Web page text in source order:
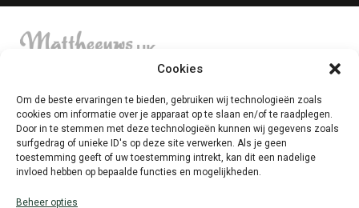
Cookies
Om de beste ervaringen te bieden, gebruiken wij technologieën zoals
cookies om informatie over je apparaat op te slaan en/of te raadplegen.
Door in te stemmen met deze technologieën kunnen wij gegevens zoals
surfgedrag of unieke ID's op deze site verwerken. Als je geen
toestemming geeft of uw toestemming intrekt, kan dit een nadelige
invloed hebben op bepaalde functies en mogelijkheden.
Beheer opties